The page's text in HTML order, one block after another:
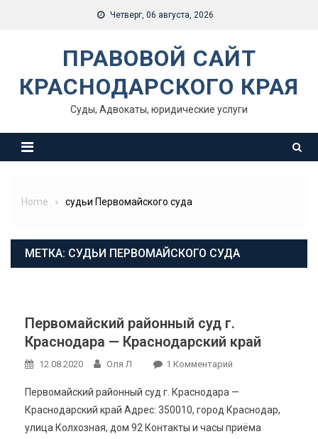
Четверг, 06 августа, 2026
ПРАВОВОЙ САЙТ
КРАСНОДАРСКОГО КРАЯ
Суды, Адвокаты, юридические услуги
Home судьи Первомайского суда
МЕТКА: СУДЬИ ПЕРВОМАЙСКОГО СУДА
Первомайский районный суд г.
Краснодара — Краснодарский край
12.08.2020 Оля Л 1 Комментарий
Первомайский
Районный
Суд
Первомайский районный суд г. Краснодара —
Краснодарский край Адрес: 350010, город Краснодар,
улица Колхозная, дом 92 Контакты и часы приёма